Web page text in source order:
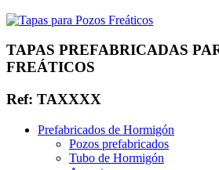
TAPAS PREFABRICADAS
FREÁTICOS
Ref: TAXXXX
Prefabricados de Hormigón
Pozos prefabricados
Tubo de Hormigón